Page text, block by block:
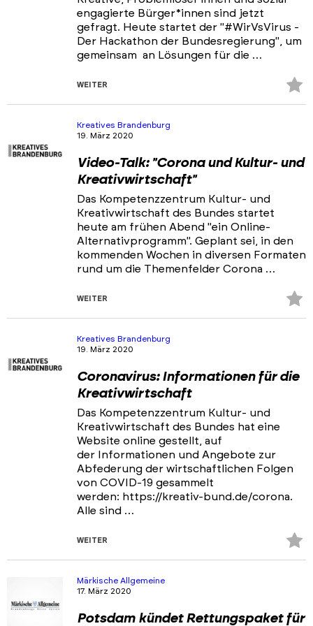
engagierte Bürger*innen sind jetzt
gefragt. Heute startet der "#WirVsVirus -
Der Hackathon der Bundesregierung", um
gemeinsam an Lösungen für die …
WEITER
Kreatives Brandenburg
19. März 2020
Video-Talk: "Corona und Kultur- und
Kreativwirtschaft"
Das Kompetenzzentrum Kultur- und
Kreativwirtschaft des Bundes startet
heute am frühen Abend "ein Online-
Alternativprogramm". Geplant sei, in den
kommenden Wochen in diversen Formaten
rund um die Themenfelder Corona …
WEITER
Kreatives Brandenburg
19. März 2020
Coronavirus: Informationen für die
Kreativwirtschaft
Das Kompetenzzentrum Kultur- und
Kreativwirtschaft des Bundes hat eine
Website online gestellt, auf
der Informationen und Angebote zur
Abfederung der wirtschaftlichen Folgen
von COVID-19 gesammelt
werden: https://kreativ-bund.de/corona.
Alle sind …
WEITER
Märkische Allgemeine
17. März 2020
Potsdam kündet Rettungspaket für